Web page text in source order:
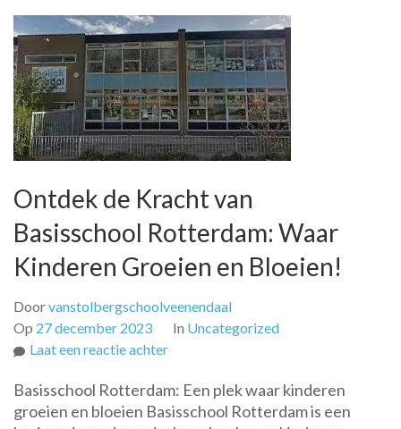
Ontdek de Kracht van
Basisschool Rotterdam: Waar
Kinderen Groeien en Bloeien!
Doorvanstolbergschoolveenendaal
Op 27 december 2023 In Uncategorized
Laat een reactie achterop
de
Kracht
Basisschool Rotterdam: Een plek waar kinderen
groeien en bloeien Basisschool Rotterdam is een